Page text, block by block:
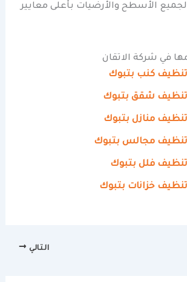
الأسطح والأرضيات بأعلى معايير
في شركة الاتقان
كنب بتبوك
شقق بتبوك
منازل بتبوك
مجالس بتبوك
فلل بتبوك
خزانات بتبوك
التالي